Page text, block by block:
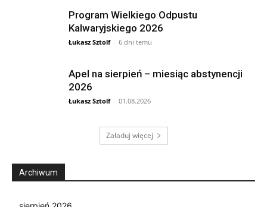
Program Wielkiego Odpustu
Kalwaryjskiego 2026
Łukasz Sztolf - 6 dni temu
Apel na sierpień – miesiąc abstynencji
2026
Łukasz Sztolf - 01.08.2026
Załaduj więcej
Archiwum